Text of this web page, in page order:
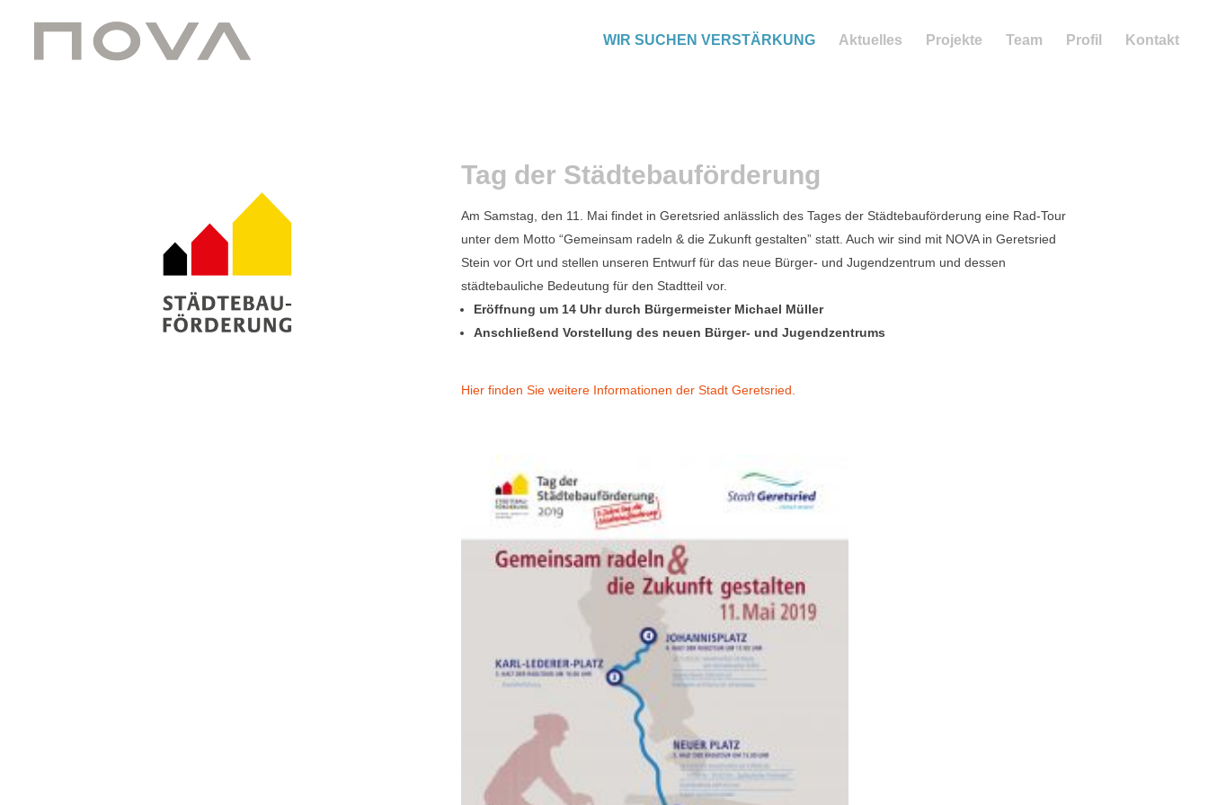
WIR SUCHEN VERSTÄRKUNG Aktuelles Projekte Team Profil Kontakt
Tag der Städtebauförderung
Am Samstag, den 11. Mai findet in Geretsried anlässlich des Tages der Städtebauförderung eine Rad-Tour
unter dem Motto “Gemeinsam radeln & die Zukunft gestalten” statt. Auch wir sind mit NOVA in Geretsried
Stein vor Ort und stellen unseren Entwurf für das neue Bürger- und Jugendzentrum und dessen
städtebauliche Bedeutung für den Stadtteil vor.
Eröffnung um 14 Uhr durch Bürgermeister Michael Müller
Anschließend Vorstellung des neuen Bürger- und Jugendzentrums
Hier finden Sie weitere Informationen der Stadt Geretsried.